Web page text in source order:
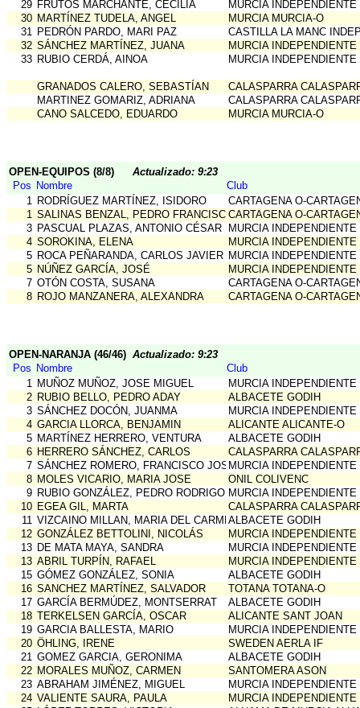
29 FRUTOS MARCHANTE, CECILIA
MURCIA INDEPENDIENTE
30 MARTÍNEZ TUDELA, ANGEL
MURCIA MURCIA-O
31 PEDRÓN PARDO, MARI PAZ
CASTILLA LA MANC
32 SÁNCHEZ MARTÍNEZ, JUANA
MURCIA INDEPENDIENTE
33 RUBIO CERDÁ, AINOA MURCIA INDEPENDIENTE
GRANADOS CALERO, SEBASTÍAN
CALASPARRA
MARTINEZ GOMARIZ, ADRIANA
CALASPARRA
CANO SALCEDO, EDUARDO
MURCIA MURCIA-O
OPEN-EQUIPOS (8/8)
Actualizado: 9:23
Pos Nombre
Club
1 RODRÍGUEZ MARTÍNEZ, ISIDORO
CARTAGENA O-
1 SALINAS BENZAL, PEDRO FRANCISCOCARTAGENA O-
3 PASCUAL PLAZAS, ANTONIO CÉSAR
MURCIA INDEPENDIENTE
4 SOROKINA, ELENA
MURCIA INDEPENDIENTE
5 ROCA PEÑARANDA, CARLOS JAVIER MURCIA INDEPENDIENTE
5 NÚÑEZ GARCÍA, JOSÉ
MURCIA INDEPENDIENTE
7 OTÓN COSTA, SUSANA
CARTAGENA O-
8 ROJO MANZANERA, ALEXANDRA CARTAGENA O-
OPEN-NARANJA (46/46) Actualizado: 9:23
Pos Nombre
Club
1 MUÑOZ MUÑOZ, JOSE MIGUEL
MURCIA INDEPENDIENTE
2 RUBIO BELLO, PEDRO ADAY
ALBACETE GODIH
3 SÁNCHEZ DOCÓN, JUANMA
MURCIA INDEPENDIENTE
4 GARCIA LLORCA, BENJAMIN
ALICANTE ALICANTE-O
5 MARTÍNEZ HERRERO, VENTURA
ALBACETE GODIH
6 HERRERO SÁNCHEZ, CARLOS
CALASPARRA
7 SÁNCHEZ ROMERO, FRANCISCO JOSÉMURCIA INDEPENDIENTE
8 MOLES VICARIO, MARIA JOSE
ONIL COLIVENC
9 RUBIO GONZÁLEZ, PEDRO RODRIGO MURCIA INDEPENDIENTE
10 EGEA GIL, MARTA
CALASPARRA
11 VIZCAINO MILLAN, MARIA DEL CARMENALBACETE GODIH
12 GONZÁLEZ BETTOLINI, NICOLÁS
MURCIA INDEPENDIENTE
13 DE MATA MAYA, SANDRA
MURCIA INDEPENDIENTE
13 ABRIL TURPÍN, RAFAEL
MURCIA INDEPENDIENTE
15 GÓMEZ GONZÁLEZ, SONIA
ALBACETE GODIH
16 SANCHEZ MARTÍNEZ, SALVADOR
TOTANA TOTANA-O
17 GARCÍA BERMÚDEZ, MONTSERRAT
ALBACETE GODIH
18 TERKELSEN GARCÍA, OSCAR
ALICANTE SANT JOAN
19 GARCIA BALLESTA, MARIO
MURCIA INDEPENDIENTE
20 ÖHLING, IRENE
SWEDEN AERLA IF
21 GOMEZ GARCIA, GERONIMA
ALBACETE GODIH
22 MORALES MUÑOZ, CARMEN
SANTOMERA ASON
23 ABRAHAM JIMÉNEZ, MIGUEL
MURCIA INDEPENDIENTE
24 VALIENTE SAURA, PAULA
MURCIA INDEPENDIENTE